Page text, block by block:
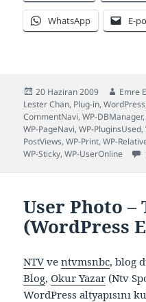
WhatsApp E-
Yayın
tarihi
20 Haziran 2009 Yazar
Emre
Lester Chan, Plug-in,WordPress
CommentNavi,WP-DBManager
WP-PageNavi,WP-PluginsUsed,
PostViews,WP-Print,WP-
WP-Sticky,WP-UserOnline
User Photo –
(WordPress
NTV ventvmsnbc, blog
Blog,Okur Yazar (Ntv
WordPress altyapısını